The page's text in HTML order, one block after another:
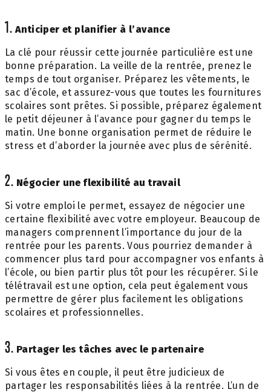
1. Anticiper et planifier à l’avance
La clé pour réussir cette journée particulière est une
bonne préparation. La veille de la rentrée, prenez le
temps de tout organiser. Préparez les vêtements, le
sac d’école, et assurez-vous que toutes les fournitures
scolaires sont prêtes. Si possible, préparez également
le petit déjeuner à l’avance pour gagner du temps le
matin. Une bonne organisation permet de réduire le
stress et d’aborder la journée avec plus de sérénité.
2. Négocier une flexibilité au travail
Si votre emploi le permet, essayez de négocier une
certaine flexibilité avec votre employeur. Beaucoup de
managers comprennent l’importance du jour de la
rentrée pour les parents. Vous pourriez demander à
commencer plus tard pour accompagner vos enfants à
l’école, ou bien partir plus tôt pour les récupérer. Si le
télétravail est une option, cela peut également vous
permettre de gérer plus facilement les obligations
scolaires et professionnelles.
3. Partager les tâches avec le partenaire
Si vous êtes en couple, il peut être judicieux de
partager les responsabilités liées à la rentrée. L’un de